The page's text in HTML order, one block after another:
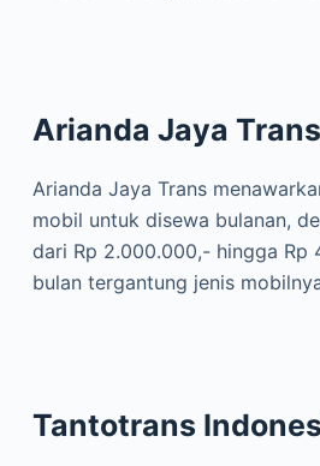
Arianda Jaya Trans
Arianda Jaya Trans
mobil untuk disewa bulanan,
dari Rp 2.000.000,- hingga Rp
bulan tergantung jenis
Tantotrans